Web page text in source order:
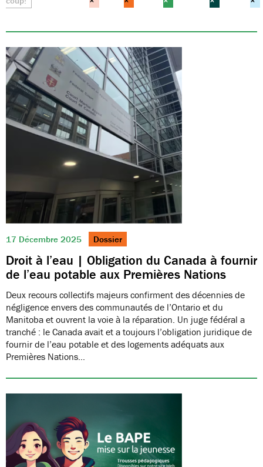
17 Décembre 2025 Dossier
Droit à l’eau | Obligation du Canada à fournir
de l’eau potable aux Premières Nations
Deux recours collectifs majeurs confirment des décennies de
négligence envers des communautés de l’Ontario et du
Manitoba et ouvrent la voie à la réparation. Un juge fédéral a
tranché : le Canada avait et a toujours l’obligation juridique de
fournir de l’eau potable et des logements adéquats aux
Premières Nations…